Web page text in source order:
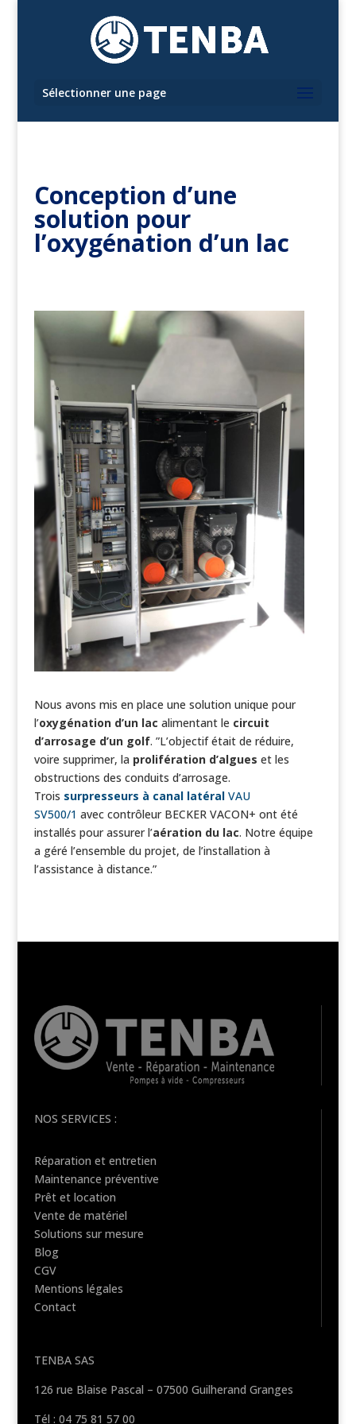
Sélectionner une page
Conception d’une
solution pour
l’oxygénation d’un lac
Nous avons mis en place une solution unique pour
l’oxygénation d’un lac alimentant le circuit
d’arrosage d’un golf. ”L’objectif était de réduire,
voire supprimer, la prolifération d’algues et les
obstructions des conduits d’arrosage.
Trois surpresseurs à canal latéralVAU
SV500/1 avec contrôleur BECKER VACON+ ont été
installés pour assurer l’aération du lac. Notre équipe
a géré l’ensemble du projet, de l’installation à
l’assistance à distance.”
NOS SERVICES :
Réparation et entretien
Maintenance préventive
Prêt et location
Vente de matériel
Solutions sur mesure
Blog
CGV
Mentions légales
Contact
TENBA SAS
126 rue Blaise Pascal – 07500 Guilherand Granges
Tél : 04 75 81 57 00